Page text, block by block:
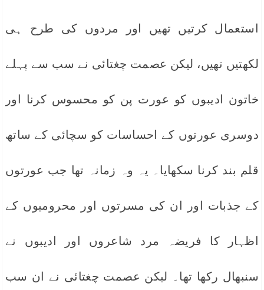
استعمال کرتیں تھیں اور مردوں کی طرح ہی
لکھتیں تھیں، لیکن عصمت چغتائی نے سب سے پہلے
خاتون ادیبوں کو عورت پن کو محسوس کرنا اور
دوسری عورتوں کے احساسات کو سچائی کے ساتھ
قلم بند کرنا سکھایا۔ یہ وہ زمانہ تھا جب عورتوں
کے جذبات اور ان کی مسرتوں اور محرومیوں کے
اظہار کا فریضہ مرد شاعروں اور ادیبوں نے
سنبھال رکھا تھا۔ لیکن عصمت چغتائی نے ان سب